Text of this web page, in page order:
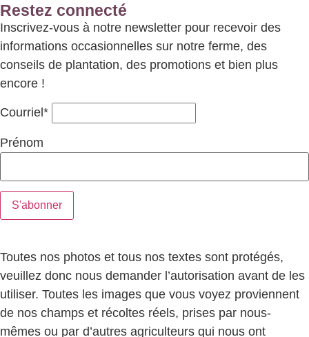
Restez connecté
Inscrivez-vous à notre newsletter pour recevoir des
informations occasionnelles sur notre ferme, des
conseils de plantation, des promotions et bien plus
encore !
Courriel*
Prénom
Toutes nos photos et tous nos textes sont protégés,
veuillez donc nous demander l’autorisation avant de les
utiliser. Toutes les images que vous voyez proviennent
de nos champs et récoltes réels, prises par nous-
mêmes ou par d’autres agriculteurs qui nous ont